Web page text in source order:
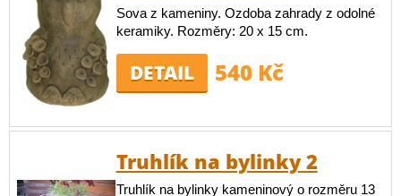
Sova z kameniny. Ozdoba zahrady z odolné
keramiky. Rozměry: 20 x 15 cm.
DETAIL 540 Kč
Truhlík na bylinky 2
Truhlík na bylinky kameninový o rozměru 13